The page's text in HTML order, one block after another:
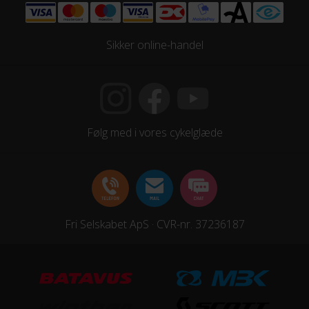
Geartype
Samlet antal gear
Skiftegreb
Sikker online-handel
Følg med i vores cykelglæde
Fri Selskabet ApS · CVR-nr. 37236187